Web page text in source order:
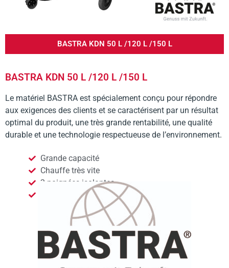
BASTRA KDN 50 L /120 L /150 L
BASTRA KDN 50 L /120 L /150 L
Le matériel BASTRA est spécialement conçu pour répondre
aux exigences des clients et se caractérisent par un résultat
optimal du produit, une très grande rentabilité, une qualité
durable et une technologie respectueuse de l’environnement.
Grande capacité
Chauffe très vite
2 poignées isolantes
Robinet de vidange